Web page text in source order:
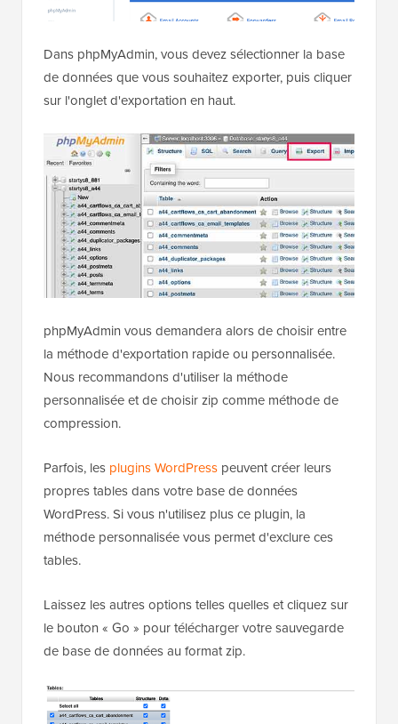
Dans phpMyAdmin, vous devez sélectionner la base
de données que vous souhaitez exporter, puis cliquer
sur l'onglet d'exportation en haut.
phpMyAdmin vous demandera alors de choisir entre
la méthode d'exportation rapide ou personnalisée.
Nous recommandons d'utiliser la méthode
personnalisée et de choisir zip comme méthode de
compression.
Parfois, les plugins WordPress peuvent créer leurs
propres tables dans votre base de données
WordPress. Si vous n'utilisez plus ce plugin, la
méthode personnalisée vous permet d'exclure ces
tables.
Laissez les autres options telles quelles et cliquez sur
le bouton « Go » pour télécharger votre sauvegarde
de base de données au format zip.